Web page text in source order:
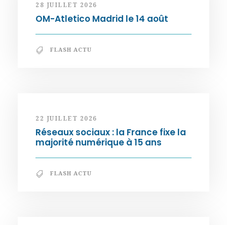
28 JUILLET 2026
OM-Atletico Madrid le 14 août
FLASH ACTU
22 JUILLET 2026
Réseaux sociaux : la France fixe la
majorité numérique à 15 ans
FLASH ACTU